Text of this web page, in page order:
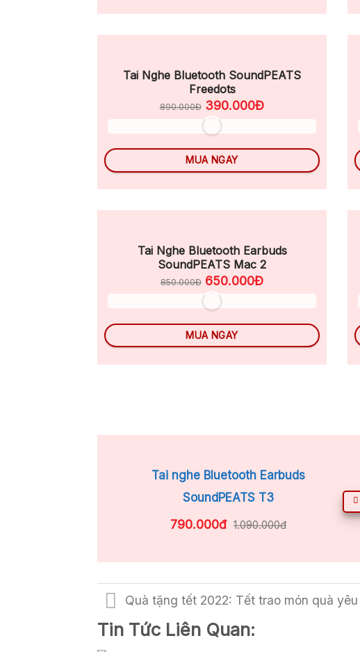
Tai Nghe Bluetooth SoundPEATS
Freedots
890.000Đ 390.000Đ
MUA NGAY
Tai Nghe Bluetooth Earbuds
SoundPEATS Mac 2
850.000Đ 650.000Đ
MUA NGAY
Tai nghe Bluetooth Earbuds
SoundPEATS T3
790.000đ 1.090.000đ
Quà tặng tết 2022: Tết trao món quà
Tin Tức Liên Quan: